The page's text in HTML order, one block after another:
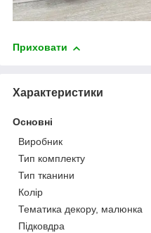
Приховати
Характеристики
Основні
Виробник
Тип комплекту
Тип тканини
Колір
Тематика декору, малюнка
Підковдра